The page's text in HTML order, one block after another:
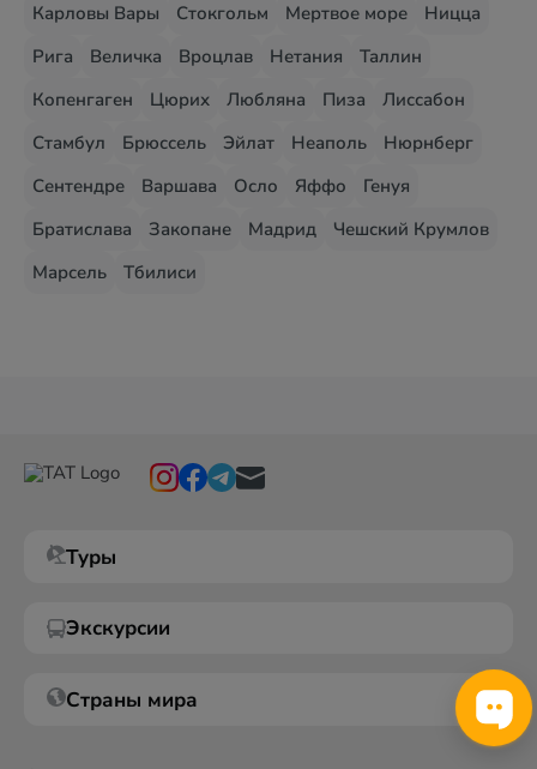
Карловы Вары
Стокгольм Мертвое море
Ницца
Рига
Величка Вроцлав Нетания
Таллин
Копенгаген
Цюрих Любляна Пиза
Лиссабон
Стамбул
Брюссель Эйлат Неаполь
Нюрнберг
Сентендре
Варшава Осло Яффо
Генуя
Братислава
Закопане Мадрид
Чешский Крумлов
Марсель
Тбилиси
Туры
Экскурсии
Страны мира